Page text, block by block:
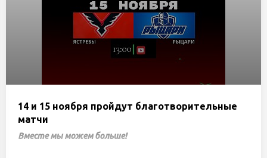
14 и 15 ноября пройдут благотворительные
матчи
Вместе мы можем больше!